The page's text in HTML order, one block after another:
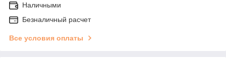
Наличными
Безналичный расчет
Все условия оплаты